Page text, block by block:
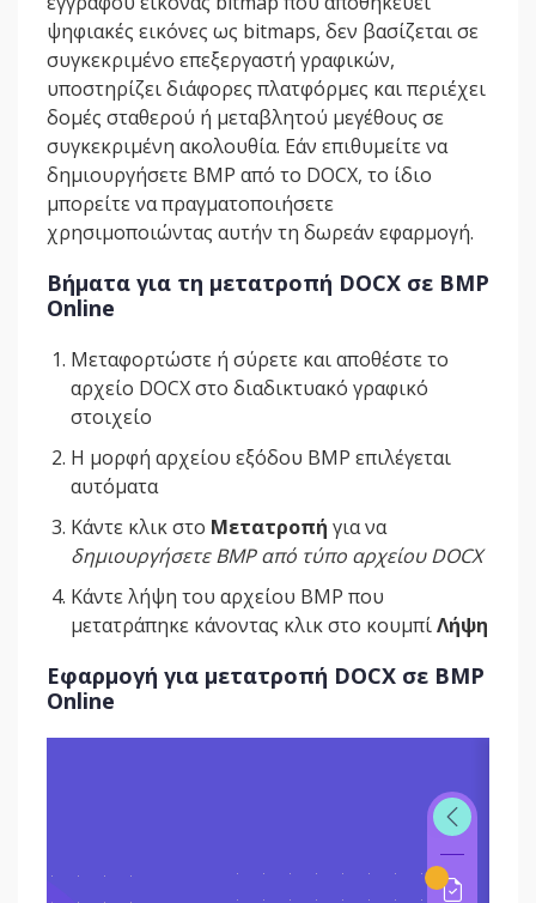
ψηφιακές εικόνες ως bitmaps, δεν βασίζεται σε
συγκεκριμένο επεξεργαστή γραφικών,
υποστηρίζει διάφορες πλατφόρμες και περιέχει
δομές σταθερού ή μεταβλητού μεγέθους σε
συγκεκριμένη ακολουθία. Εάν επιθυμείτε να
δημιουργήσετε BMP από το DOCX, το ίδιο
μπορείτε να πραγματοποιήσετε
χρησιμοποιώντας αυτήν τη δωρεάν εφαρμογή.
Βήματα για τη μετατροπή DOCX σε BMP
Online
Μεταφορτώστε ή σύρετε και αποθέστε το
αρχείο DOCX στο διαδικτυακό γραφικό
στοιχείο
Η μορφή αρχείου εξόδου BMP επιλέγεται
αυτόματα
Κάντε κλικ στο Μετατροπή για να
δημιουργήσετε BMP από τύπο αρχείου DOCX
Κάντε λήψη του αρχείου BMP που
μετατράπηκε κάνοντας κλικ στο κουμπίΛήψη
Εφαρμογή για μετατροπή DOCX σε BMP
Online